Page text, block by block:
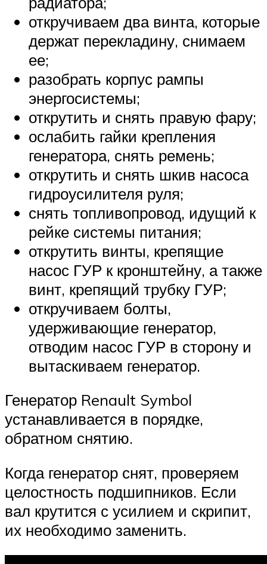
откручиваем два винта, которые
держат перекладину, снимаем
ее;
разобрать корпус рампы
энергосистемы;
открутить и снять правую фару;
ослабить гайки крепления
генератора, снять ремень;
открутить и снять шкив насоса
гидроусилителя руля;
снять топливопровод, идущий к
рейке системы питания;
открутить винты, крепящие
насос ГУР к кронштейну, а также
винт, крепящий трубку ГУР;
откручиваем болты,
удерживающие генератор,
отводим насос ГУР в сторону и
вытаскиваем генератор.
Генератор Renault Symbol
устанавливается в порядке,
обратном снятию.
Когда генератор снят, проверяем
целостность подшипников. Если
вал крутится с усилием и скрипит,
их необходимо заменить.